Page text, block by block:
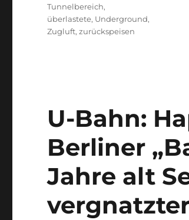
Tunnelbereich,
überlastete, Underground,
Zugluft,zurückspeisen
U-Bahn:
Berliner
Jahre alt